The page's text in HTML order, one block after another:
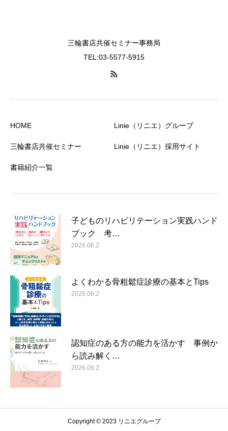
三輪書店共催セミナー事務局
TEL:03-5577-5915
HOME
三輪書店共催セミナー
書籍紹介一覧
Linie（リニエ）グループ
Linie（リニエ）採用サイト
子どものリハビリテーション実践ハンド
ブック 考…
2026.06.2
よくわかる骨粗鬆症診療の基本とTips
2026.06.2
認知症のある方の能力を活かす 事例か
ら読み解く…
2026.06.2
Copyright © 2023 リニエグループ